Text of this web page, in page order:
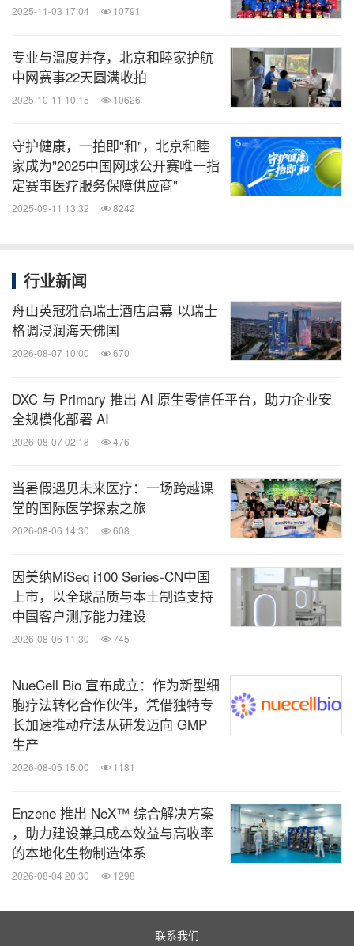
2025-11-03 17:04 10791
专业与温度并存，北京和睦家护航
中网赛事22天圆满收拍
2025-10-11 10:15 10626
守护健康，一拍即"和"，北京和睦
家成为"2025中国网球公开赛唯一指
定赛事医疗服务保障供应商"
2025-09-11 13:32 8242
行业新闻
舟山英冠雅高瑞士酒店启幕 以瑞士
格调浸润海天佛国
2026-08-07 10:00 670
DXC 与 Primary 推出 AI 原生零信任平台，助力企业安
全规模化部署 AI
2026-08-07 02:18 476
当暑假遇见未来医疗：一场跨越课
堂的国际医学探索之旅
2026-08-06 14:30 608
因美纳MiSeq i100 Series-CN中国
上市，以全球品质与本土制造支持
中国客户测序能力建设
2026-08-06 11:30 745
NueCell Bio 宣布成立：作为新型细
胞疗法转化合作伙伴，凭借独特专
长加速推动疗法从研发迈向 GMP
生产
2026-08-05 15:00 1181
Enzene 推出 NeX™ 综合解决方案
，助力建设兼具成本效益与高收率
的本地化生物制造体系
2026-08-04 20:30 1298
联系我们